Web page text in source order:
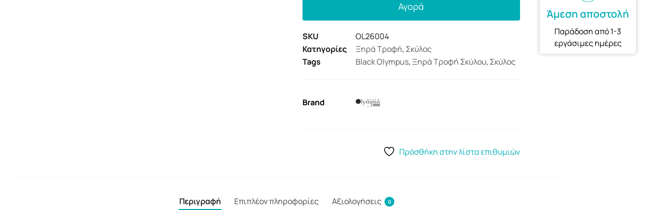
Αγορά
SKU
OL26004
Κατηγορίες
Ξηρά Τροφή, Σκύλος
Tags
Black Olympus, Ξηρά Τροφή Σκύλου, Σκύλος
Brand
Πρόσθήκη στην λίστα επιθυμιών
Άμεση αποστολή
Παράδοση από 1-3
εργάσιμες ημέρες
Περιγραφή Επιπλέον πληροφορίες Αξιολογήσεις 0